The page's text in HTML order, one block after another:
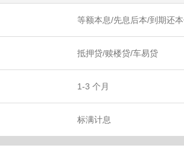
等额本息/先息后本/到期还
抵押贷/赎楼贷/车易贷
1-3 个月
标满计息